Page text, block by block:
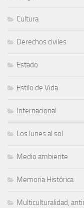
Cultura
Derechos civiles
Estado
Estilo de Vida
Internacional
Los lunes al sol
Medio ambiente
Memoria Histórica
Multiculturalidad,